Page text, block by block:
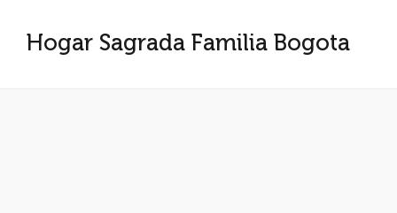
Hogar Sagrada Familia Bogota